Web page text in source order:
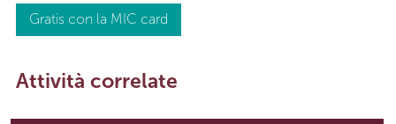
Gratis con la MIC card
Attività correlate